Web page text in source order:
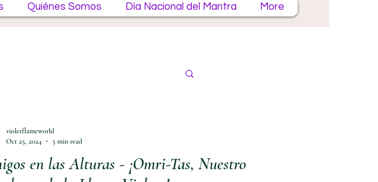
Quiénes Somos Día Nacional del Mantra More
en las Alturas - ¡Omri-Tas, Nuestro
violetflameworld
Oct 25, 2024
5 min read